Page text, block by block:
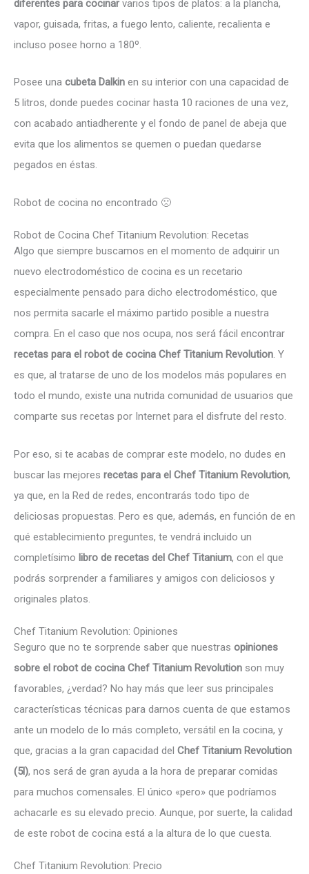
diferentes para cocinarvarios tipos de platos: a la plancha,
vapor, guisada, fritas, a fuego lento, caliente, recalienta e
incluso posee horno a 180º.
Posee una cubeta Dalkin en su interior con una capacidad de
5 litros, donde puedes cocinar hasta 10 raciones de una vez,
con acabado antiadherente y el fondo de panel de abeja que
evita que los alimentos se quemen o puedan quedarse
pegados en éstas.
Robot de cocina no encontrado 🙁
Robot de Cocina Chef Titanium Revolution: Recetas
Algo que siempre buscamos en el momento de adquirir un
nuevo electrodoméstico de cocina es un recetario
especialmente pensado para dicho electrodoméstico, que
nos permita sacarle el máximo partido posible a nuestra
compra. En el caso que nos ocupa, nos será fácil encontrar
recetas para el robot de cocina Chef Titanium Revolution. Y
es que, al tratarse de uno de los modelos más populares en
todo el mundo, existe una nutrida comunidad de usuarios que
comparte sus recetas por Internet para el disfrute del resto.
Por eso, si te acabas de comprar este modelo, no dudes en
buscar las mejores recetas para el Chef Titanium Revolution,
ya que, en la Red de redes, encontrarás todo tipo de
deliciosas propuestas. Pero es que, además, en función de en
qué establecimiento preguntes, te vendrá incluido un
completísimo libro de recetas del Chef Titanium, con el que
podrás sorprender a familiares y amigos con deliciosos y
originales platos.
Chef Titanium Revolution: Opiniones
Seguro que no te sorprende saber que nuestras opiniones
sobre el robot de cocina Chef Titanium Revolution son muy
favorables, ¿verdad? No hay más que leer sus principales
características técnicas para darnos cuenta de que estamos
ante un modelo de lo más completo, versátil en la cocina, y
que, gracias a la gran capacidad del Chef Titanium Revolution
(5l), nos será de gran ayuda a la hora de preparar comidas
para muchos comensales. El único «pero» que podríamos
achacarle es su elevado precio. Aunque, por suerte, la calidad
de este robot de cocina está a la altura de lo que cuesta.
Chef Titanium Revolution: Precio